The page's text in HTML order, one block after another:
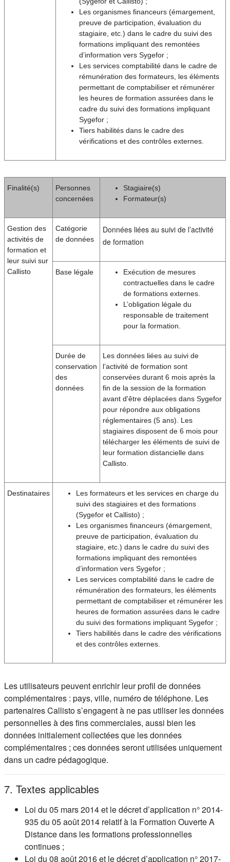
Les organismes financeurs (émargement,
preuve de participation, évaluation du
stagiaire, etc.) dans le cadre du suivi des
formations impliquant des remontées
d’information vers Sygefor ;
Les services comptabilité dans le cadre de
rémunération des formateurs, les éléments
permettant de comptabiliser et rémunérer
les heures de formation assurées dans le
cadre du suivi des formations impliquant
Sygefor ;
Tiers habilités dans le cadre des
vérifications et des contrôles externes.
Finalité(s)
Personnes
concernées
Stagiaire(s)
Formateur(s)
Gestion des
activités de
formation et
leur suivi sur
Callisto
Catégorie
de données
Données liées au suivi de l’activité
de formation
Base légale
Exécution de mesures
contractuelles dans le cadre
de formations externes.
L’obligation légale du
responsable de traitement
pour la formation.
Durée de
conservation
des
données
Les données liées au suivi de
l’activité de formation sont
conservées durant 6 mois après la
fin de la session de la formation
avant d'être déplacées dans Sygefor
pour répondre aux obligations
réglementaires (5 ans). Les
stagiaires disposent de 6 mois pour
télécharger les éléments de suivi de
leur formation distancielle dans
Callisto.
Destinataires
Les formateurs et les services en charge du
suivi des stagiaires et des formations
(Sygefor et Callisto) ;
Les organismes financeurs (émargement,
preuve de participation, évaluation du
stagiaire, etc.) dans le cadre du suivi des
formations impliquant des remontées
d’information vers Sygefor ;
Les services comptabilité dans le cadre de
rémunération des formateurs, les éléments
permettant de comptabiliser et rémunérer les
heures de formation assurées dans le cadre
du suivi des formations impliquant Sygefor ;
Tiers habilités dans le cadre des vérifications
et des contrôles externes.
Les utilisateurs peuvent enrichir leur profil de données
complémentaires : pays, ville, numéro de téléphone. Les
partenaires Callisto s’engagent à ne pas utiliser les données
personnelles à des fins commerciales, aussi bien les
données initialement collectées que les données
complémentaires ; ces données seront utilisées uniquement
dans un cadre pédagogique.
7. Textes applicables
Loi du 05 mars 2014 et le décret d’application n° 2014-
935 du 05 août 2014 relatif à la Formation Ouverte A
Distance dans les formations professionnelles
continues ;
Loi du 08 août 2016 et le décret d’application n° 2017-